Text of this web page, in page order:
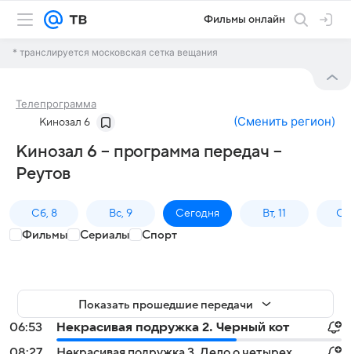
Фильмы онлайн
* транслируется московская сетка вещания
Телепрограмма
Кинозал 6 (Сменить регион)
Кинозал 6 – программа передач –
Реутов
Сб, 8 Вс, 9 Сегодня Вт, 11
Фильмы Сериалы Спорт
Показать прошедшие передачи
06:53
Некрасивая подружка 2. Черный кот